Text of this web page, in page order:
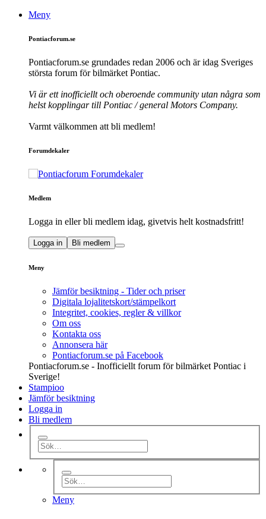
Meny
Pontiacforum.se
Pontiacforum.se grundades redan 2006 och är idag Sveriges
största forum för bilmärket Pontiac.
Vi är ett inofficiellt och oberoende community utan några som
helst kopplingar till Pontiac / general Motors Company.
Varmt välkommen att bli medlem!
Forumdekaler
Medlem
Logga in eller bli medlem idag, givetvis helt kostnadsfritt!
Logga in Bli medlem
Meny
Jämför besiktning - Tider och priser
Digitala lojalitetskort/stämpelkort
Integritet, cookies, regler & villkor
Om oss
Kontakta oss
Annonsera här
Pontiacforum.se på Facebook
Pontiacforum.se - Inofficiellt forum för bilmärket Pontiac i
Sverige!
Stampioo
Jämför besiktning
Logga in
Bli medlem
Meny